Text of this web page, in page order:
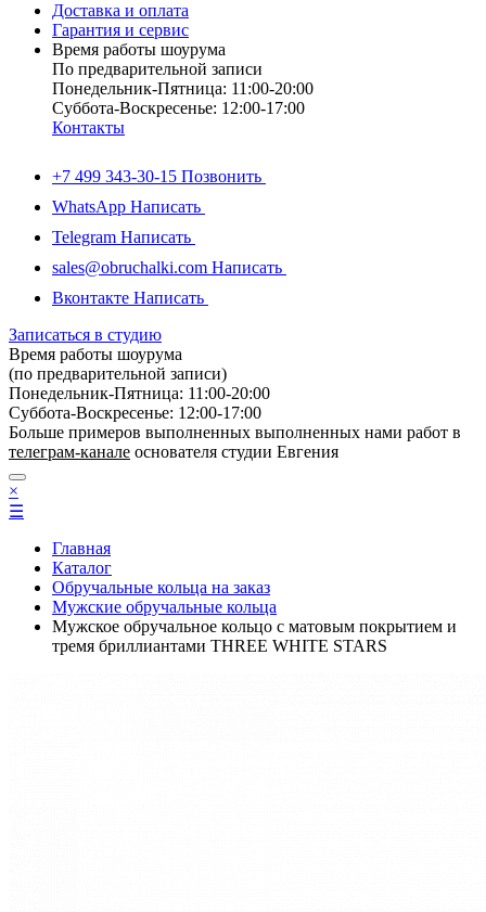
Доставка и оплата
Гарантия и сервис
Время работы шоурума
По предварительной записи
Понедельник-Пятница: 11:00-20:00
Суббота-Bоcкресенье: 12:00-17:00
Контакты
+7 499 343-30-15 Позвонить
WhatsApp Написать
Telegram Написать
sales@obruchalki.com Написать
Вконтакте Написать
Записаться в студию
Время работы шоурума
(по предварительной записи)
Понедельник-Пятница: 11:00-20:00
Суббота-Bоcкресенье: 12:00-17:00
Больше примеров выполненных выполненных нами работ в
телеграм-канале основателя студии Евгения
×
☰
Главная
Каталог
Обручальные кольца на заказ
Мужские обручальные кольца
Мужское обручальное кольцо с матовым покрытием и
тремя бриллиантами THREE WHITE STARS